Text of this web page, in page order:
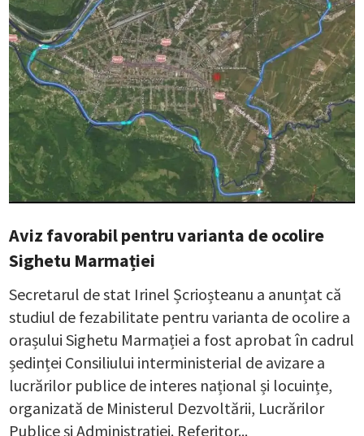
Aviz favorabil pentru varianta de ocolire
Sighetu Marmației
Secretarul de stat Irinel Șcrioșteanu a anunțat că
studiul de fezabilitate pentru varianta de ocolire a
orașului Sighetu Marmației a fost aprobat în cadrul
ședinței Consiliului interministerial de avizare a
lucrărilor publice de interes național și locuințe,
organizată de Ministerul Dezvoltării, Lucrărilor
Publice și Administrației. Referitor